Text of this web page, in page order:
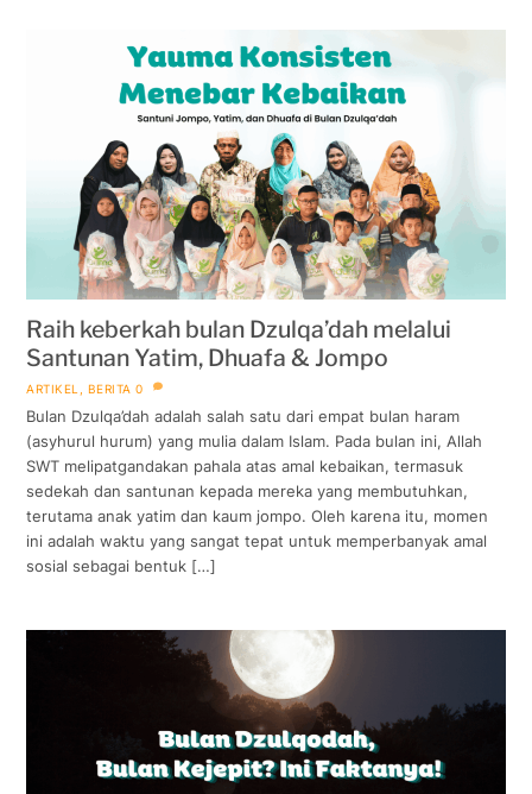
Raih keberkah bulan Dzulqa’dah melalui
Santunan Yatim, Dhuafa & Jompo
ARTIKEL, BERITA 0
Bulan Dzulqa’dah adalah salah satu dari empat bulan haram
(asyhurul hurum) yang mulia dalam Islam. Pada bulan ini, Allah
SWT melipatgandakan pahala atas amal kebaikan, termasuk
sedekah dan santunan kepada mereka yang membutuhkan,
terutama anak yatim dan kaum jompo. Oleh karena itu, momen
ini adalah waktu yang sangat tepat untuk memperbanyak amal
sosial sebagai bentuk […]